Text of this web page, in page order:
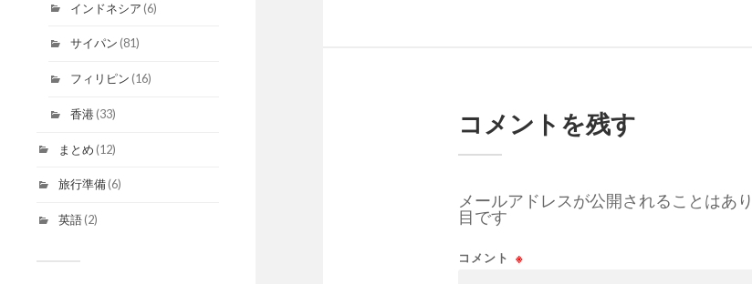
インドネシア (6)
サイパン (81)
フィリピン (16)
香港(33)
まとめ (12)
旅行準備(6)
英語(2)
コメントを残す
メールアドレスが公開されることはあり
目です
コメント ※